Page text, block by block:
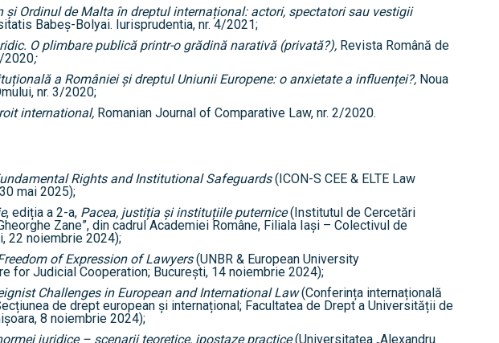
și Ordinul de Malta în dreptul internațional: actori, spectatori sau vestigii
Babeș-Bolyai. Iurisprudentia, nr. 4/2021;
O plimbare publică printr-o grădină narativă (privată?), Revista Română de
2020;
a României și dreptul Uniunii Europene: o anxietate a influenței?, Noua
nr. 3/2020;
international, Romanian Journal of Comparative Law, nr. 2/2020.
Rights and Institutional Safeguards(ICON-S CEE & ELTE Law
mai 2025);
, ediția a 2-a, Pacea, justiția și instituțiile puternice(Institutul de Cercetări
Zane”, din cadrul Academiei Române, Filiala Iaşi – Colectivul de
22 noiembrie 2024);
of Expression of Lawyers(UNBR & European University
for Judicial Cooperation; București, 14 noiembrie 2024);
Challenges in European and International Law(Conferința internațională
de drept european și internațional; Facultatea de Drept a Universității de
8 noiembrie 2024);
juridice – scenarii teoretice, ipostaze practice(Universitatea „Alexandru